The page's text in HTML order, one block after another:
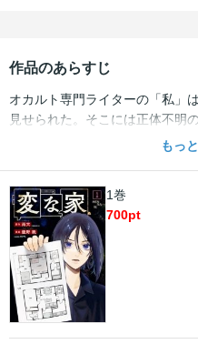
作品のあらすじ
オカルト専門ライターの「私」
見せられた。そこには正体不明
建築設計士・栗原に意見を求め
て代表作、話題の“不動産ミステ
もっ
1巻
700pt